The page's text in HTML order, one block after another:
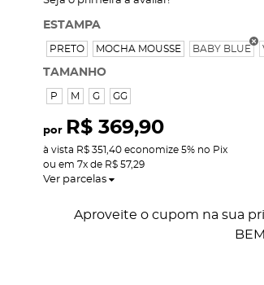
ESTAMPA
PRETO MOCHA MOUSSE BABY BLUE
TAMANHO
P M G GG
por R$ 369,90
à vista R$ 351,40economize 5% no Pix
ou em 7xde R$ 57,29
Ver parcelas
Aproveite o cupom na sua